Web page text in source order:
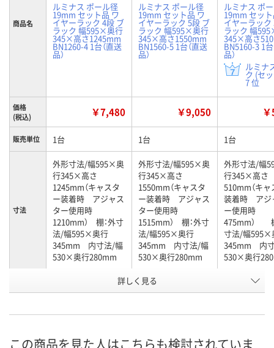
商品名
ルミナス ポール径
19mm セット品 ワ
イヤーラック 4段 ブ
ラック 幅595×奥行
345×高さ1245mm
BN1260-4 1台（直送
品）
ルミナス ポール径
19mm セット品 ワ
イヤーラック 5段 ブ
ラック 幅595×奥行
345×高さ1550mm
BN1560-5 1台（直送
品）
ルミナス ポ
19mm セッ
イヤーラック
ラック 幅
345×高さ
BN5160-3 1台
品）
ルミナ
ク (セ
7 位
価格
(税込)
￥7,480 ￥9,050
販売単位 1台 1台 1台
寸法
外形寸法/幅595×奥
行345×高さ
1245mm（キャスタ
ー装着時 アジャス
ター使用時
1210mm） 棚：外寸
法/幅595×奥行
345mm 内寸法/幅
530×奥行280mm
外形寸法/幅595×奥
行345×高さ
1550mm（キャスタ
ー装着時 アジャス
ター使用時
1515mm） 棚：外寸
法/幅595×奥行
345mm 内寸法/幅
530×奥行280mm
外形寸法/幅
行345×高さ
510mm（キ
装着時 アジ
ー使用時
475mm）
寸法/幅595×
345mm 内
530×奥行
5段
号
詳しく見る
この商品を見た人はこちらも検討されていま